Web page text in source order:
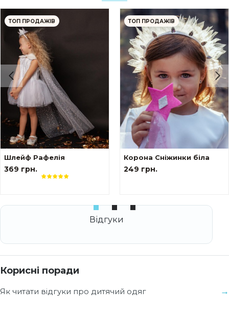
у клітинку
ТОП ПРОДАЖІВ
Шлейф Рафелія
369 грн.
ТОП ПРОДАЖІВ
Корона Сніжинки біла
249 грн.
Корисні поради
Як читати відгуки про дитячий одяг